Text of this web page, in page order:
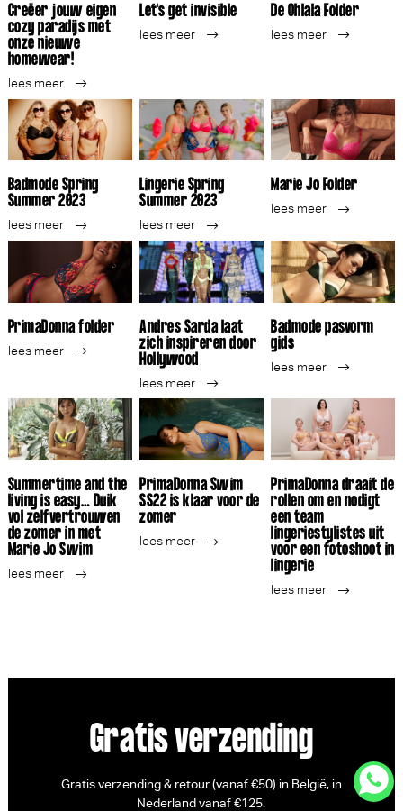
Creëer jouw eigen
cozy paradijs met
onze nieuwe
homewear!
lees meer
Let's get invisible
lees meer
De Ohlala Folder
lees meer
Badmode Spring
Summer 2023
lees meer
Lingerie Spring
Summer 2023
lees meer
Marie Jo Folder
lees meer
PrimaDonna folder
lees meer
Andres Sarda laat
zich inspireren door
Hollywood
lees meer
Badmode pasvorm
gids
lees meer
Summertime and the
living is easy… Duik
vol zelfvertrouwen
de zomer in met
Marie Jo Swim
lees meer
PrimaDonna Swim
SS22 is klaar voor de
zomer
lees meer
PrimaDonna draait de
rollen om en nodigt
een team
lingeriestylistes uit
voor een fotoshoot in
lingerie
lees meer
Gratis verzending
Gratis verzending & retour (vanaf €50) in België, in
Nederland vanaf €125.